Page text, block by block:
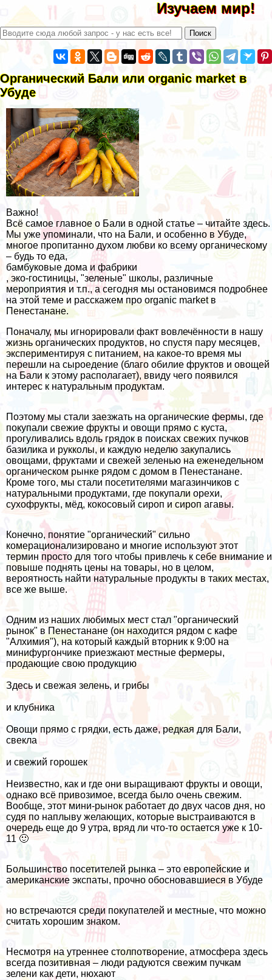
Изучаем мир!
Органический Бали или organic market в
Убуде
Важно!
Всё самое главное о Бали в одной статье – читайте здесь.
Мы уже упоминали, что на Бали, и особенно в Убуде,
многое пропитанно духом любви ко всему органическому
– будь то еда,
бамбуковые дома и фабрики
, эко-гостиницы, "зеленые" школы, различные
мероприятия и т.п., а сегодня мы остановимся подробнее
на этой теме и расскажем про organic market в
Пенестанане.
Поначалу, мы игнорировали факт вовлечённости в нашу
жизнь органических продуктов, но спустя пару месяцев,
экспериментируя с питанием, на какое-то время мы
перешли на сыроедение (благо обилие фруктов и овощей
на Бали к этому располагает), ввиду чего появился
интерес к натуральным продуктам.
Поэтому мы стали заезжать на органические фермы, где
покупали свежие фрукты и овощи прямо с куста,
прогуливались вдоль грядок в поисках свежих пучков
базилика и рукколы, и каждую неделю закупались
овощами, фруктами и свежей зеленью на еженедельном
органическом рынке рядом с домом в Пенестанане.
Кроме того, мы стали посетителями магазинчиков с
натуральными продуктами, где покупали орехи,
сухофрукты, мёд, кокосовый сироп и сироп агавы.
Конечно, понятие "органический" сильно
комерационализировано и многие используют этот
термин просто для того чтобы привлечь к себе внимание и
повыше поднять цены на товары, но в целом,
вероятность найти натуральные продукты в таких местах,
все же выше.
Одним из наших любимых мест стал "органический
рынок" в Пенестанане (он находится рядом с кафе
"Алхимия"), на который каждый вторник к 9:00 на
минифургончике приезжают местные фермеры,
продающие свою продукцию
Здесь и свежая зелень, и грибы
и клубника
Овощи прямо с грядки, есть даже, редкая для Бали,
свекла
и свежий горошек
Неизвестно, как и где они выращивают фрукты и овощи,
однако всё привозимое, всегда было очень свежим.
Вообще, этот мини-рынок работает до двух часов дня, но
судя по наплыву желающих, которые выстраиваются в
очередь еще до 9 утра, вряд ли что-то остается уже к 10-
11 🙂
Большинство посетителей рынка – это европейские и
американские экспаты, прочно обосновавшиеся в Убуде
но встречаются среди покупателей и местные, что можно
считать хорошим знаком.
Несмотря на утреннее столпотворение, атмосфера здесь
всегда позитивная – люди радуются свежим пучкам
зелени как дети, нюхают